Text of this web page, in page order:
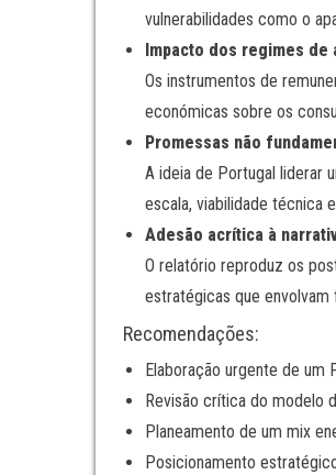
vulnerabilidades como o
Impacto dos regimes de
Os instrumentos de
económicas sobre os
Promessas não
A ideia de Portugal liderar
escala, viabilidade técnica
Adesão acrítica à
O relatório reproduz os
estratégicas que
Recomendações:
Elaboração urgente de um
Revisão crítica do modelo
Planeamento de um mix
Posicionamento